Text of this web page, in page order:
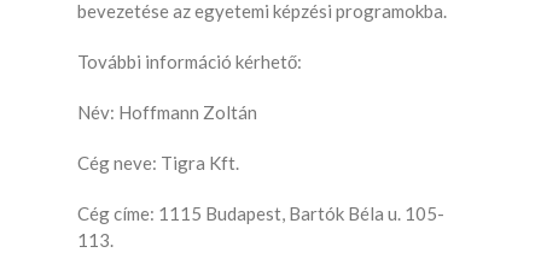
bevezetése az egyetemi képzési programokba.
További információ kérhető:
Név: Hoffmann Zoltán
Cég neve: Tigra Kft.
Cég címe: 1115 Budapest, Bartók Béla u. 105-
113.